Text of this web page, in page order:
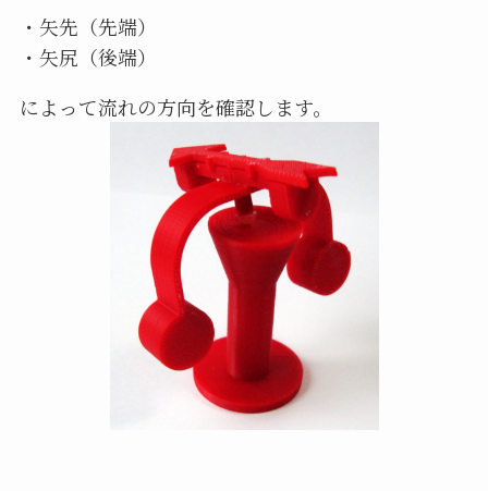
・矢先（先端）
・矢尻（後端）
によって流れの方向を確認します。